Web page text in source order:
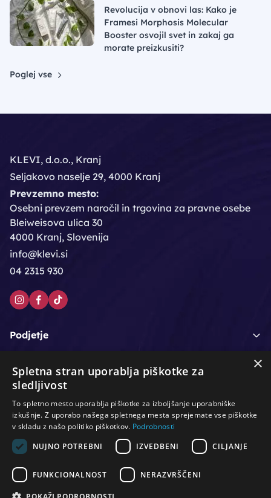
Revolucija v obnovi las: Kako je
Framesi Morphosis Molecular
Booster osvojil svet in zakaj ga
morate preizkusiti?
Poglej vse
KLEVI, d.o.o., Kranj
Seljakovo naselje 29, 4000 Kranj
Prevzemno mesto:
Osebni prevzem naročil in trgovina za pravne osebe
Bleiweisova ulica 30
4000 Kranj, Slovenija
info@klevi.si
04 2315 930
Podjetje
Moj račun
Podpora strankam
Lasje & nega las / Roke & nohti / Orodje - kozmetično /
Oprema za salone / Čistoča & zaščita / Ostalo
×
Spletna stran uporablja piškotke za
sledljivost
To spletno mesto uporablja piškotke za izboljšanje uporabniške
izkušnje. Z uporabo našega spletnega mesta sprejemate vse piškotke
v skladu z našo politiko piškotkov. Podrobnosti
NUJNO POTREBNI
IZVEDBENI CILJANJE
FUNKCIONALNOST NERAZVRŠČENI